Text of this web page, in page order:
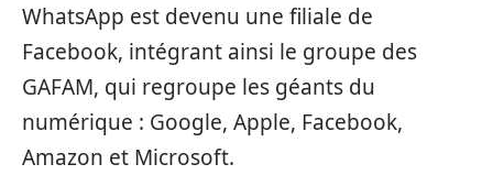
WhatsApp est devenu une filiale de
Facebook, intégrant ainsi le groupe des
GAFAM, qui regroupe les géants du
numérique : Google, Apple, Facebook,
Amazon et Microsoft.